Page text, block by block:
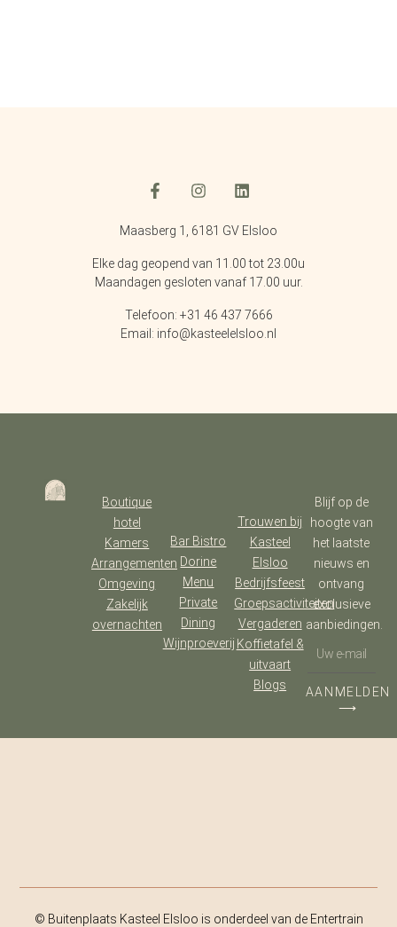
Maasberg 1, 6181 GV Elsloo
Elke dag geopend van 11.00 tot 23.00u
Maandagen gesloten vanaf 17.00 uur.
Telefoon: +31 46 437 7666
Email: info@kasteelelsloo.nl
Boutique
hotel
Kamers
Arrangementen
Omgeving
Zakelijk
overnachten
Bar Bistro
Dorine
Menu
Private
Dining
Wijnproeverij
Trouwen bij
Kasteel
Elsloo
Bedrijfsfeest
Groepsactiviteiten
Vergaderen
Koffietafel &
uitvaart
Blogs
Blijf op de
hoogte van
het laatste
nieuws en
ontvang
exclusieve
aanbiedingen.
AANMELDEN
⟶
© Buitenplaats Kasteel Elsloo is onderdeel van de Entertrain